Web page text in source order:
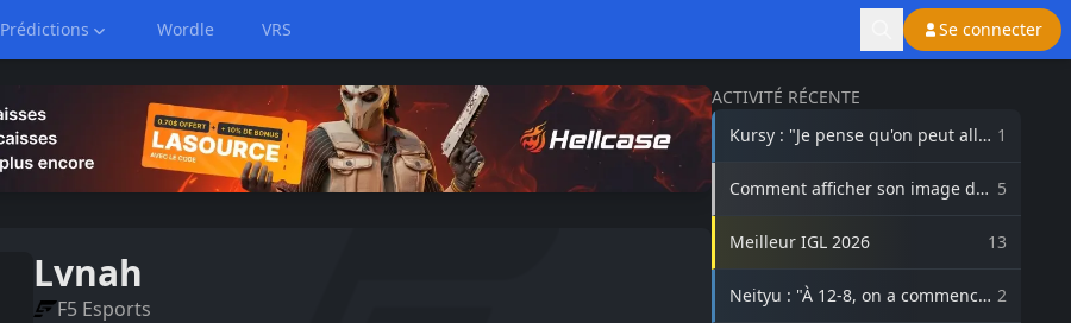
Prédictions Wordle VRS Se connecter
Lvnah
F5 Esports
ACTIVITÉ RÉCENTE
Kursy : "Je pense qu'on peut aller
3DMAX"
1
Comment afficher son image de
5
Meilleur IGL 2026 13
Neityu : "À 12-8, on a commencé 2